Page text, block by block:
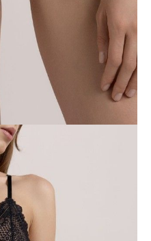
JASMINE LTA 2516, r.90/XS,
LTA 2516, r.90/XS,